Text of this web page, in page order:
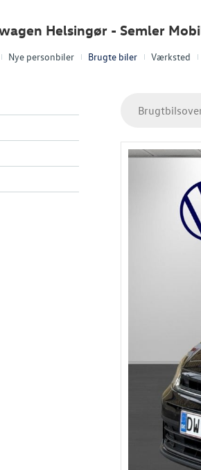
Nye personbiler Brugte biler Værksted
Helsingør - Semler